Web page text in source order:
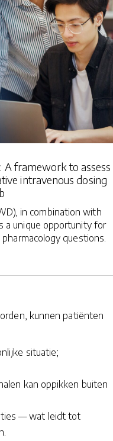
A framework to assess
intravenous dosing
in combination with
a unique opportunity for
questions.
kunnen patiënten
situatie;
kan oppikken buiten
— wat leidt tot